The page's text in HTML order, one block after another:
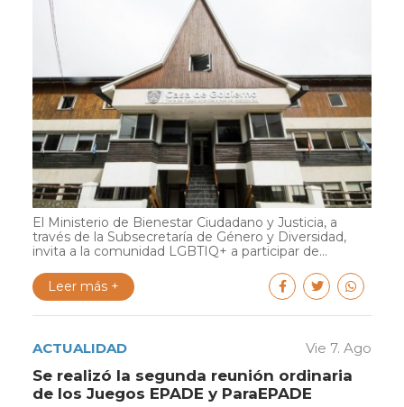
El Ministerio de Bienestar Ciudadano y Justicia, a
través de la Subsecretaría de Género y Diversidad,
invita a la comunidad LGBTIQ+ a participar de...
Leer más +
ACTUALIDAD Vie 7. Ago
Se realizó la segunda reunión ordinaria
de los Juegos EPADE y ParaEPADE